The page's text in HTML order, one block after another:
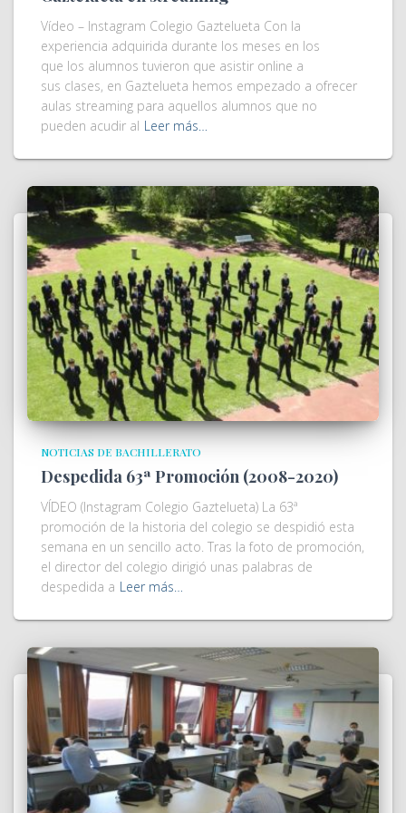
Vídeo – Instagram Colegio Gaztelueta Con la
experiencia adquirida durante los meses en los
que los alumnos tuvieron que asistir online a
sus clases, en Gaztelueta hemos empezado a ofrecer
aulas streaming para aquellos alumnos que no
pueden acudir al Leer más…
NOTICIAS DE BACHILLERATO
Despedida 63ª Promoción (2008-2020)
VÍDEO (Instagram Colegio Gaztelueta) La 63ª
promoción de la historia del colegio se despidió esta
semana en un sencillo acto. Tras la foto de promoción,
el director del colegio dirigió unas palabras de
despedida a Leer más…